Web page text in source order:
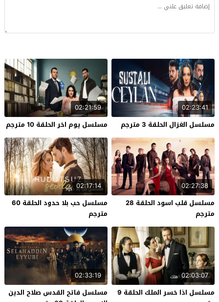
02:23:41
مسلسل الغزال الحلقة 3 مترجم
02:21:59
مسلسل يوم اخر الحلقة 10 مترجم
02:27:38
مسلسل قلب اسود الحلقة 28
مترجم
02:17:14
مسلسل حب بلا حدود الحلقة 60
مترجم
02:03:07
مسلسل اذا خسر الملك الحلقة 9
02:33:19
مسلسل فاتح القدس صلاح الدين